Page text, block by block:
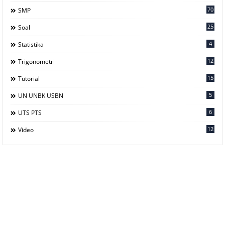
SMP 70
Soal 25
Statistika 4
Trigonometri 12
Tutorial 15
UN UNBK USBN 5
UTS PTS 6
Video 12